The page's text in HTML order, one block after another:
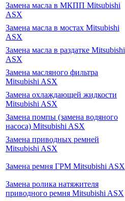
Замена масла в МКПП Mitsubishi
ASX
Замена масла в мостах Mitsubishi
ASX
Замена масла в раздатке Mitsubishi
ASX
Замена масляного фильтра
Mitsubishi ASX
Замена охлаждающей жидкости
Mitsubishi ASX
Замена помпы (замена водяного
насоса) Mitsubishi ASX
Замена приводных ремней
Mitsubishi ASX
Замена ремня ГРМ Mitsubishi ASX
Замена ролика натяжителя
приводного ремня Mitsubishi ASX